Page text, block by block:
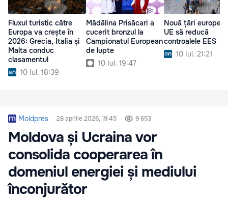
Fluxul turistic către
Europa va crește în
2026: Grecia, Italia și
Malta conduc
clasamentul
10 Iul. 18:39
Mădălina Prisăcari a
cucerit bronzul la
Campionatul European
de lupte
10 Iul. 19:47
Nouă țări
UE să reducă
controalele EES
10 Iul. 21:21
Moldpres 28 aprilie 2026, 19:45 9 653
Moldova și Ucraina vor
consolida cooperarea în
domeniul energiei și mediului
înconjurător